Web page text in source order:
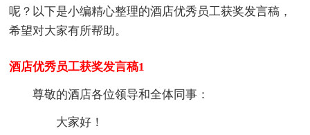
呢？以下是小编精心整理的酒店优秀员工获奖发言稿，
希望对大家有所帮助。
酒店优秀员工获奖发言稿1
尊敬的酒店各位领导和全体同事：
大家好！